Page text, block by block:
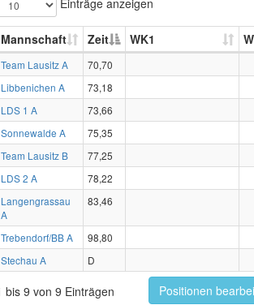
Einträge anzeigen
Mannschaft Zeit WK1
Team Lausitz A
70,70
Libbenichen A
73,18
LDS 1 A
73,66
Sonnewalde A
75,35
Team Lausitz B
77,25
LDS 2 A
78,22
Langengrassau
A
83,46
Trebendorf/BB A
98,80
Stechau A
D
bis 9 von 9 Einträgen Positionen